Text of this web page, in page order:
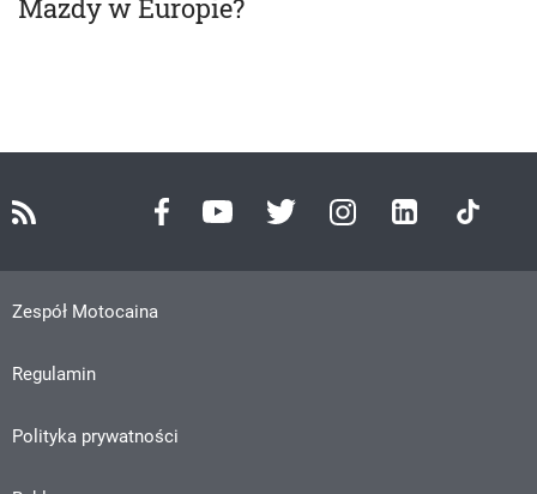
Mazdy w Europie?
Zespół Motocaina
Regulamin
Polityka prywatności